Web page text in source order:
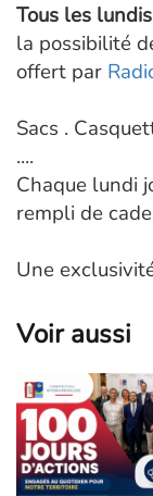
Tous les
la possibilité
offert par
Sacs .
....
Chaque lundi
rempli de
Une
Voir aussi